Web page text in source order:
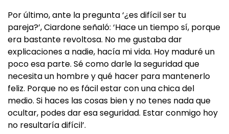
Por último, ante la pregunta ‘¿es difícil ser tu
pareja?’, Ciardone señaló: ‘Hace un tiempo sí, porque
era bastante revoltosa. No me gustaba dar
explicaciones a nadie, hacía mi vida. Hoy maduré un
poco esa parte. Sé como darle la seguridad que
necesita un hombre y qué hacer para mantenerlo
feliz. Porque no es fácil estar con una chica del
medio. Si haces las cosas bien y no tenes nada que
ocultar, podes dar esa seguridad. Estar conmigo hoy
no resultaría difícil’.